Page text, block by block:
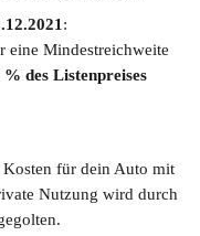
:
eine Mindestreichweite
% des Listenpreises
für dein Auto mit
Nutzung wird durch